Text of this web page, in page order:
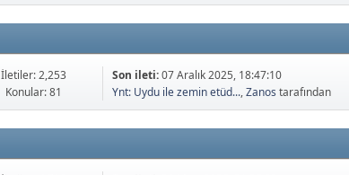
İletiler: 2,253
Konular: 81
Son ileti:07 Aralık 2025, 18:47:10
Ynt: Uydu ile zemin etüd...,Zanos tarafından